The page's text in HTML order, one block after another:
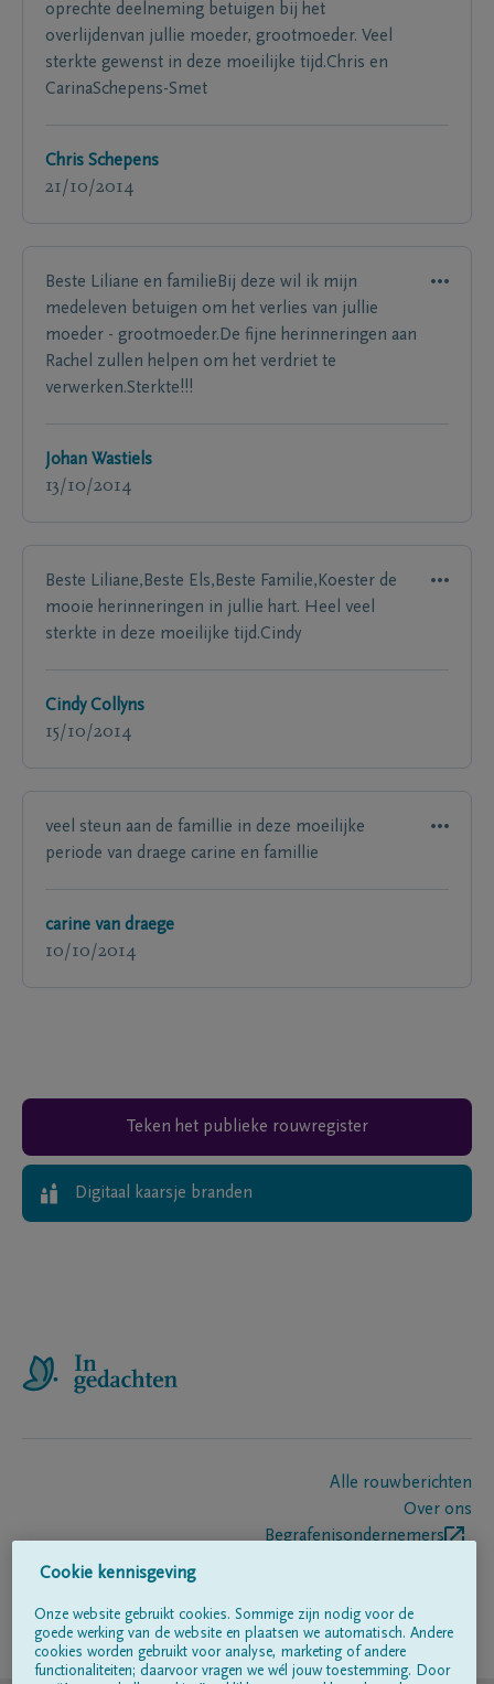
oprechte deelneming betuigen bij het
overlijdenvan jullie moeder, grootmoeder. Veel
sterkte gewenst in deze moeilijke tijd.Chris en
CarinaSchepens-Smet
Chris Schepens
21/10/2014
Beste Liliane en familieBij deze wil ik mijn
medeleven betuigen om het verlies van jullie
moeder - grootmoeder.De fijne herinneringen aan
Rachel zullen helpen om het verdriet te
verwerken.Sterkte!!!
Johan Wastiels
13/10/2014
Beste Liliane,Beste Els,Beste Familie,Koester de
mooie herinneringen in jullie hart. Heel veel
sterkte in deze moeilijke tijd.Cindy
Cindy Collyns
15/10/2014
veel steun aan de famillie in deze moeilijke
periode van draege carine en famillie
carine van draege
10/10/2014
Teken het publieke rouwregister
Digitaal kaarsje branden
Alle rouwberichten
Over ons
Begrafenisondernemers
Volg ons op
Cookie kennisgeving
Onze website gebruikt cookies. Sommige zijn nodig voor de
goede werking van de website en plaatsen we automatisch. Andere
cookies worden gebruikt voor analyse, marketing of andere
functionaliteiten; daarvoor vragen we wél jouw toestemming. Door